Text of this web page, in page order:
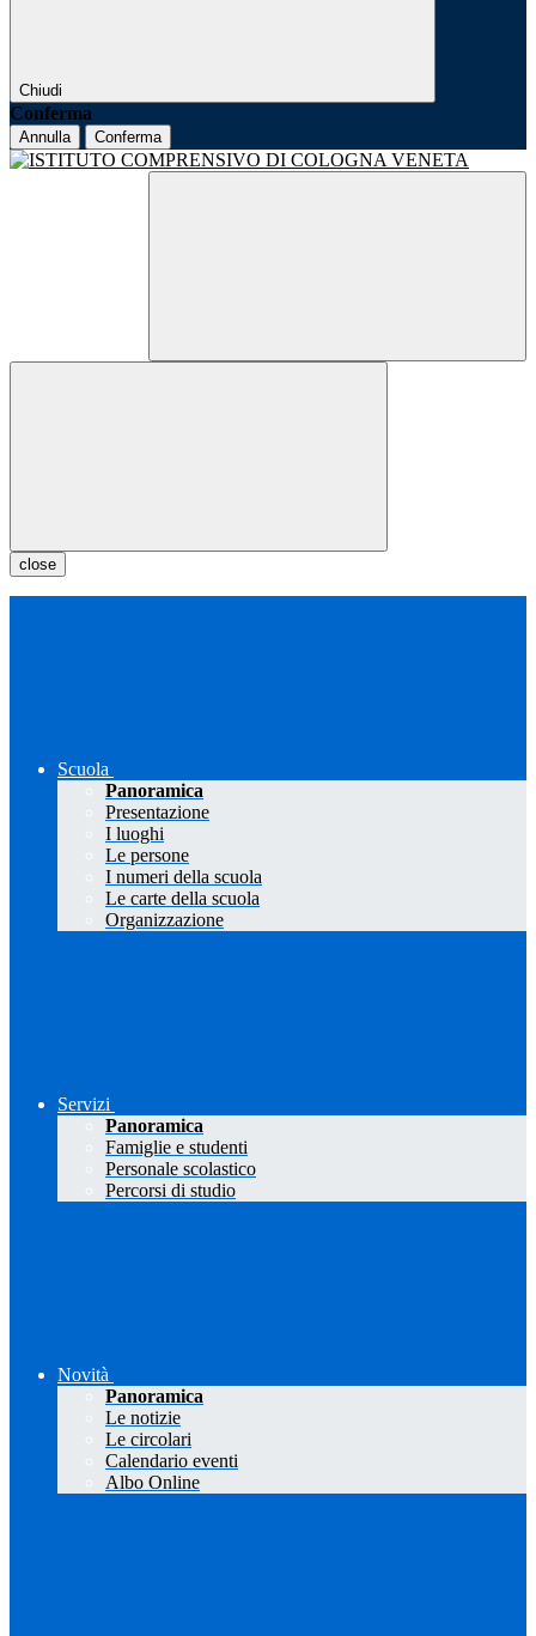
Chiudi
Conferma
Annulla Conferma
close
Scuola
Panoramica
Presentazione
I luoghi
Le persone
I numeri della scuola
Le carte della scuola
Organizzazione
Servizi
Panoramica
Famiglie e studenti
Personale scolastico
Percorsi di studio
Novità
Panoramica
Le notizie
Le circolari
Calendario eventi
Albo Online